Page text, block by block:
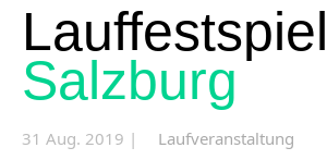
Salzburg
31 Aug. 2019 |
Laufveranstaltung